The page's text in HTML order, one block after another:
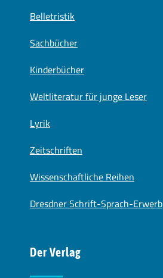
Belletristik
Sachbücher
Kinderbücher
Weltliteratur für junge Leser
Lyrik
Zeitschriften
Wissenschaftliche Reihen
Dresdner Schrift-Sprach-Erwerb
Der Verlag